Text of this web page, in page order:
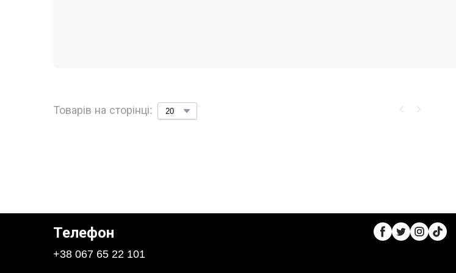
Товарів на сторінці:
Телефон
+38 067 65 22 101